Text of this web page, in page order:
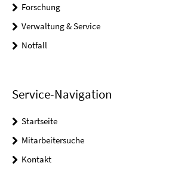
Forschung
Verwaltung & Service
Notfall
Service-Navigation
Startseite
Mitarbeitersuche
Kontakt